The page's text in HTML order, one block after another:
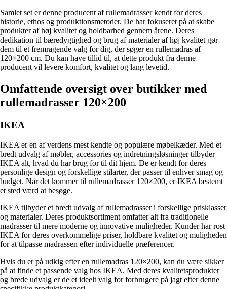
Samlet set er denne producent af rullemadrasser kendt for deres
historie, ethos og produktionsmetoder. De har fokuseret på at skabe
produkter af høj kvalitet og holdbarhed gennem årene. Deres
dedikation til bæredygtighed og brug af materialer af høj kvalitet gør
dem til et fremragende valg for dig, der søger en rullemadras af
120×200 cm. Du kan have tillid til, at dette produkt fra denne
producent vil levere komfort, kvalitet og lang levetid.
Omfattende oversigt over butikker med
rullemadrasser 120×200
IKEA
IKEA er en af verdens mest kendte og populære møbelkæder. Med et
bredt udvalg af møbler, accessories og indretningsløsninger tilbyder
IKEA alt, hvad du har brug for til dit hjem. De er kendt for deres
personlige design og forskellige stilarter, der passer til enhver smag og
budget. Når det kommer til rullemadrasser 120×200, er IKEA bestemt
et sted værd at besøge.
IKEA tilbyder et bredt udvalg af rullemadrasser i forskellige prisklasser
og materialer. Deres produktsortiment omfatter alt fra traditionelle
madrasser til mere moderne og innovative muligheder. Kunder har rost
IKEA for deres overkommelige priser, holdbare kvalitet og muligheden
for at tilpasse madrassen efter individuelle præferencer.
Hvis du er på udkig efter en rullemadras 120×200, kan du være sikker
på at finde et passende valg hos IKEA. Med deres kvalitetsprodukter
og brede udvalg er de et ideelt valg for forbrugere på jagt efter denne